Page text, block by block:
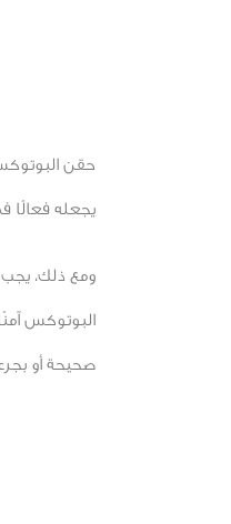
حقن
يجعله فعالًا
ومع ذلك،
البوتوكس
صحيحة أو